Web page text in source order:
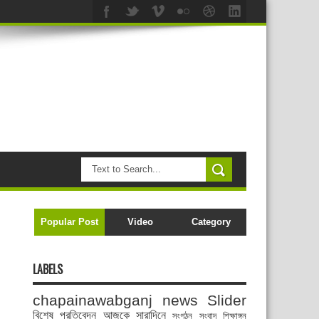
Popular Post Video Category
LABELS
chapainawabganj news Slider
বিশেষ প্রতিবেদন আজকে সারাদিনে সংগঠন সংবাদ
শিক্ষাঙ্গন